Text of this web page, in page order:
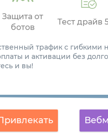
Защита от
ботов
Тест драйв
трафик с гибкими
и активации без
и вы!